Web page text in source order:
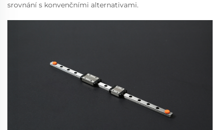
srovnání s konvenčními alternativami.